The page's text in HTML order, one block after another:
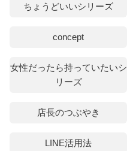
ちょうどいいシリーズ
concept
女性だったら持っていたいシ
リーズ
店長のつぶやき
LINE活用法